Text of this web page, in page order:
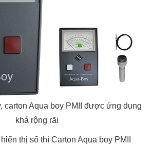
carton Aqua boy PMII được ứng dụng
khá rộng rãi
thị số thì Carton Aqua boy PMII